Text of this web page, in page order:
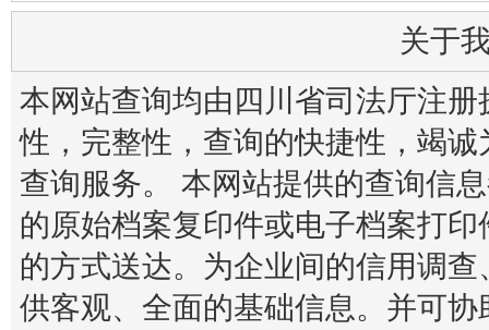
关于
本网站查询均由四川省司法厅注
性，完整性，查询的快捷性，竭
查询服务。 本网站提供的查询信
的原始档案复印件或电子档案打
的方式送达。为企业间的信用调
供客观、全面的基础信息。并可